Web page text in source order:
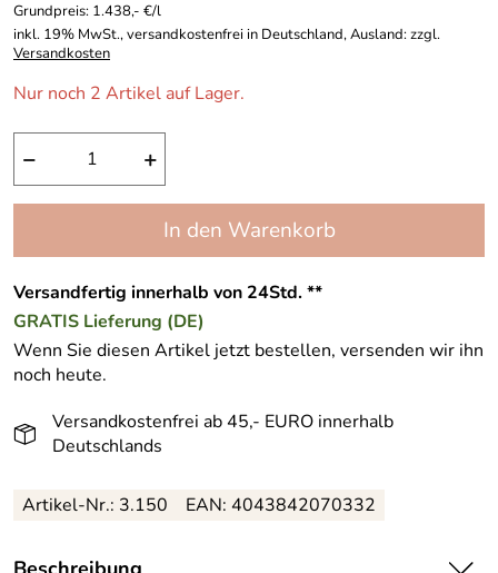
Grundpreis: 1.438,- €/l
inkl. 19% MwSt., versandkostenfrei in Deutschland, Ausland: zzgl.
Versandkosten
Nur noch 2 Artikel auf Lager.
− +
In den Warenkorb
Versandfertig innerhalb von 24Std. **
GRATIS Lieferung (DE)
Wenn Sie diesen Artikel jetzt bestellen, versenden wir ihn
noch heute.
Versandkostenfrei ab 45,- EURO innerhalb
Deutschlands
Artikel-Nr.: 3.150 EAN: 4043842070332